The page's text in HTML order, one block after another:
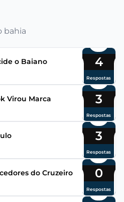
bahia
o Baiano 4
Respostas
Virou Marca 3
Respostas
3
Respostas
do Cruzeiro 0
Respostas